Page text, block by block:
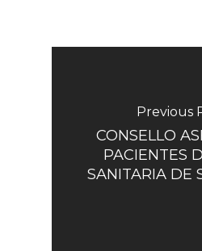
Previous
CONSELLO
PACIENTES
SANITARIA DE